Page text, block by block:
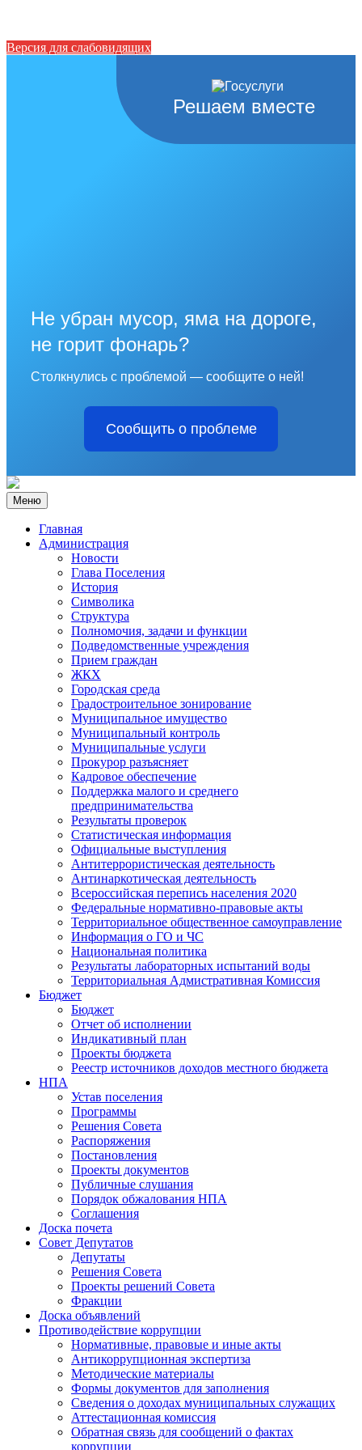
Версия для слабовидящих
Решаем вместе
Не убран мусор, яма на дороге,
не горит фонарь?
Столкнулись с проблемой — сообщите о ней!
Сообщить о проблеме
Меню
Главная
Администрация
Новости
Глава Поселения
История
Символика
Структура
Полномочия, задачи и функции
Подведомственные учреждения
Прием граждан
ЖКХ
Городская среда
Градостроительное зонирование
Муниципальное имущество
Муниципальный контроль
Муниципальные услуги
Прокурор разъясняет
Кадровое обеспечение
Поддержка малого и среднего
предпринимательства
Результаты проверок
Статистическая информация
Официальные выступления
Антитеррористическая деятельность
Антинаркотическая деятельность
Всероссийская перепись населения 2020
Федеральные нормативно-правовые акты
Территориальное общественное самоуправление
Информация о ГО и ЧС
Национальная политика
Результаты лабораторных испытаний воды
Территориальная Адмистративная Комиссия
Бюджет
Бюджет
Отчет об исполнении
Индикативный план
Проекты бюджета
Реестр источников доходов местного бюджета
НПА
Устав поселения
Программы
Решения Совета
Распоряжения
Постановления
Проекты документов
Публичные слушания
Порядок обжалования НПА
Соглашения
Доска почета
Совет Депутатов
Депутаты
Решения Совета
Проекты решений Совета
Фракции
Доска объявлений
Противодействие коррупции
Нормативные, правовые и иные акты
Антикоррупционная экспертиза
Методические материалы
Формы документов для заполнения
Сведения о доходах муниципальных служащих
Аттестационная комиссия
Обратная связь для сообщений о фактах
коррупции